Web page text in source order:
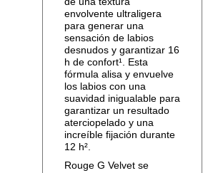
envolvente ultraligera
para generar una
sensación de labios
desnudos y garantizar 16
h de confort¹. Esta
fórmula alisa y envuelve
los labios con una
suavidad inigualable para
garantizar un resultado
aterciopelado y una
increíble fijación durante
12 h².
Rouge G Velvet se